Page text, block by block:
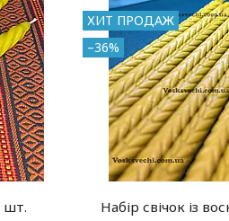
шт.
ХИТ ПРОДАЖ
–36%
Набір свічок із